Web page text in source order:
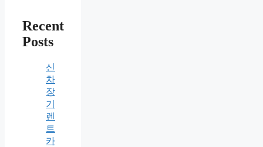
Recent
Posts
신
차
장
기
렌
트
카